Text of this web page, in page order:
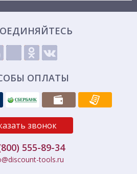
ОПЛАТЫ
звонок
555-89-34
tools.ru